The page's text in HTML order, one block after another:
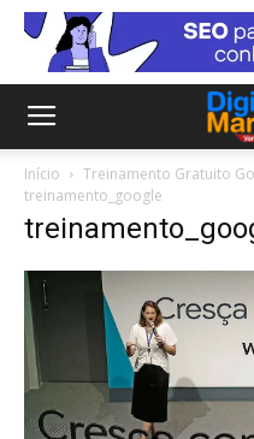
Início
Treinamento Gratuito
treinamento_google